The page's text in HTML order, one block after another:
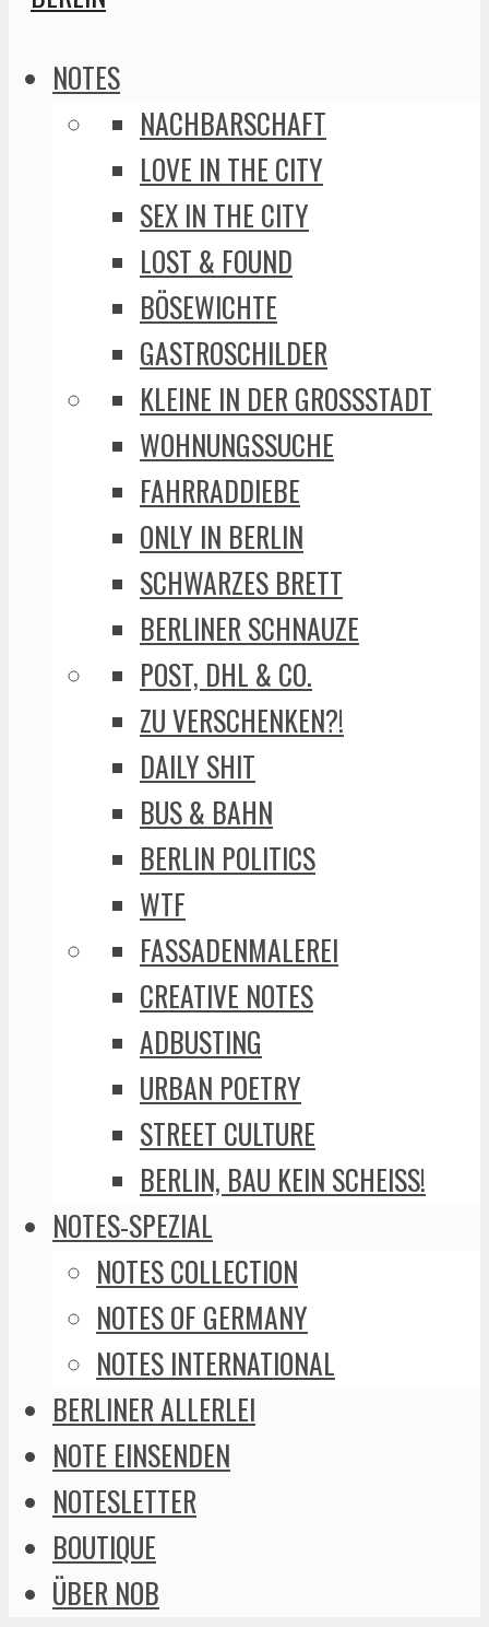
NOTES
NACHBARSCHAFT
LOVE IN THE CITY
SEX IN THE CITY
LOST & FOUND
BÖSEWICHTE
GASTROSCHILDER
KLEINE IN DER GROSSSTADT
WOHNUNGSSUCHE
FAHRRADDIEBE
ONLY IN BERLIN
SCHWARZES BRETT
BERLINER SCHNAUZE
POST, DHL & CO.
ZU VERSCHENKEN?!
DAILY SHIT
BUS & BAHN
BERLIN POLITICS
WTF
FASSADENMALEREI
CREATIVE NOTES
ADBUSTING
URBAN POETRY
STREET CULTURE
BERLIN, BAU KEIN SCHEISS!
NOTES-SPEZIAL
NOTES COLLECTION
NOTES OF GERMANY
NOTES INTERNATIONAL
BERLINER ALLERLEI
NOTE EINSENDEN
NOTESLETTER
BOUTIQUE
ÜBER NOB